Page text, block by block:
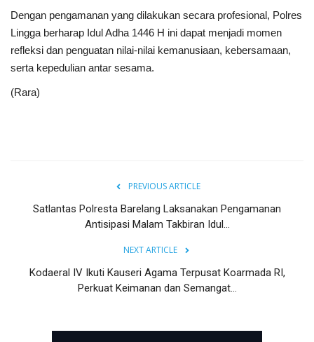
Dengan pengamanan yang dilakukan secara profesional, Polres
Lingga berharap Idul Adha 1446 H ini dapat menjadi momen
refleksi dan penguatan nilai-nilai kemanusiaan, kebersamaan,
serta kepedulian antar sesama.
(Rara)
PREVIOUS ARTICLE
Satlantas Polresta Barelang Laksanakan Pengamanan
Antisipasi Malam Takbiran Idul...
NEXT ARTICLE
Kodaeral IV Ikuti Kauseri Agama Terpusat Koarmada RI,
Perkuat Keimanan dan Semangat...